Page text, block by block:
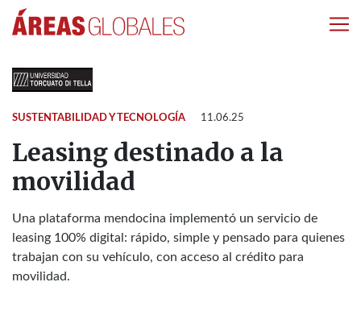
SUSTENTABILIDAD Y TECNOLOGÍA 11.06.25
Leasing destinado a la
movilidad
Una plataforma mendocina implementó un servicio de
leasing 100% digital: rápido, simple y pensado para quienes
trabajan con su vehículo, con acceso al crédito para
movilidad.